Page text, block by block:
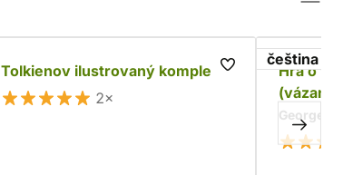
Tolkienov ilustrovaný komplet
2×
čeština
Hra o
(vázané)
George